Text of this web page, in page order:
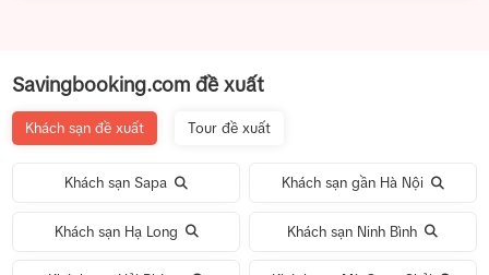
Savingbooking.com đề xuất
Khách sạn đề xuất Tour đề xuất
Khách sạn Sapa Khách sạn gần Hà Nội
Khách sạn Hạ Long Khách sạn Ninh Bình